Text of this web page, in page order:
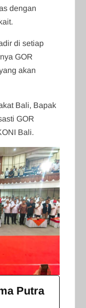
dengan
di setiap
GOR
akan
Bali, Bapak
GOR
Bali.
Putra